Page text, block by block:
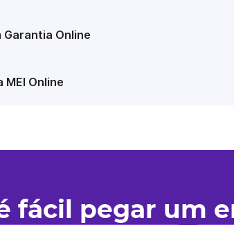
Garantia Online
MEI Online
fácil pegar um